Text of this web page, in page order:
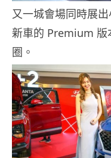
又一城會場同時展
新車的 Premium 版
圈。